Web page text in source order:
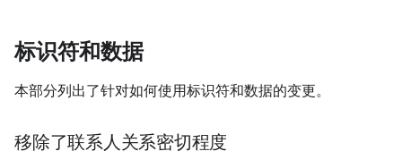
标识符和数据
本部分列出了针对如何使用标识符和数据的变更。
移除了联系人关系密切程度